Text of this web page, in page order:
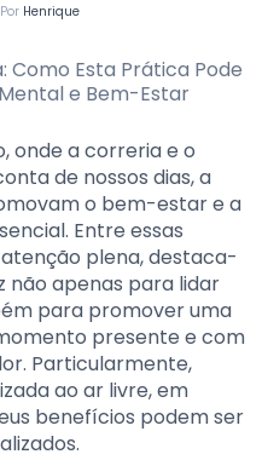
Por Henrique
onde a correria e o
de nossos dias, a
o bem-estar e a
Entre essas
plena, destaca-
não apenas para lidar
para promover uma
presente e com
Particularmente,
ao ar livre, em
benefícios podem ser